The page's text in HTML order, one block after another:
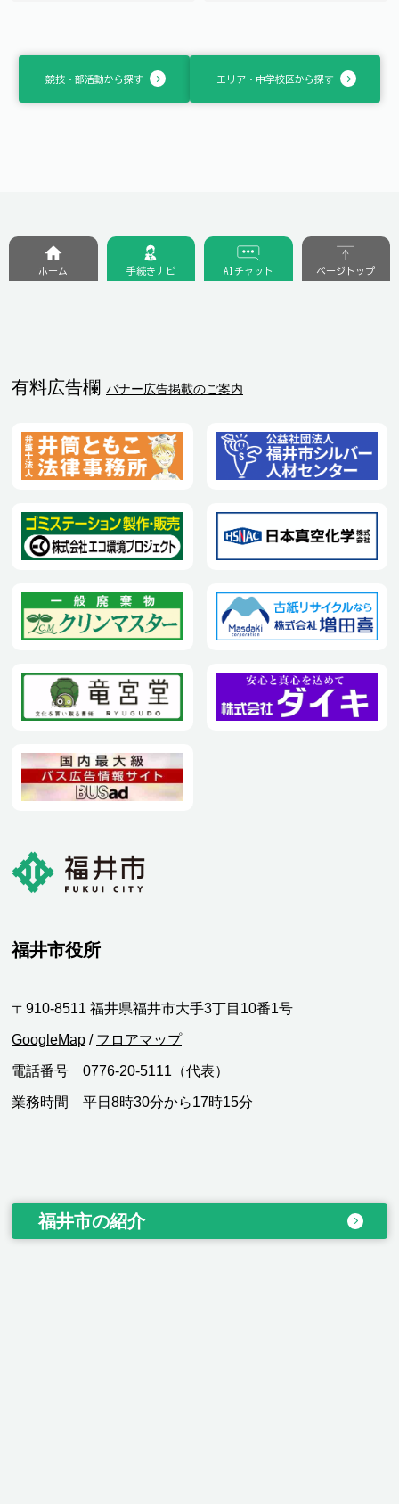
競技・部活動から探す エリア・中学校区から探す
有料広告欄 バナー広告掲載のご案内
ホーム 手続きナビ AIチャット ページトップ
福井市役所
〒910-8511 福井県福井市大手3丁目10番1号
GoogleMap / フロアマップ
電話番号 0776-20-5111（代表）
業務時間 平日8時30分から17時15分
福井市の紹介